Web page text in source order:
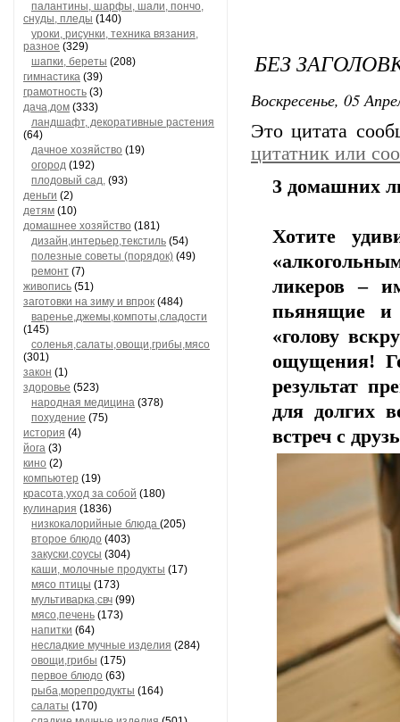
палантины, шарфы, шали, пончо,
снуды, пледы (140)
уроки, рисунки, техника вязания,
разное (329)
шапки, береты (208)
гимнастика (39)
грамотность (3)
дача,дом (333)
ландшафт, декоративные растения
(64)
дачное хозяйство (19)
огород (192)
плодовый сад, (93)
деньги (2)
детям (10)
домашнее хозяйство (181)
дизайн,интерьер,текстиль (54)
полезные советы (порядок) (49)
ремонт (7)
живопись (51)
заготовки на зиму и впрок (484)
варенье,джемы,компоты,сладости
(145)
соленья,салаты,овощи,грибы,мясо
(301)
закон (1)
здоровье (523)
народная медицина (378)
похудение (75)
история (4)
йога (3)
кино (2)
компьютер (19)
красота,уход за собой (180)
кулинария (1836)
низкокалорийные блюда (205)
второе блюдо (403)
закуски,соусы (304)
каши, молочные продукты (17)
мясо птицы (173)
мультиварка,свч (99)
мясо,печень (173)
напитки (64)
несладкие мучные изделия (284)
овощи,грибы (175)
первое блюдо (63)
рыба,морепродукты (164)
салаты (170)
БЕЗ
Воскресенье, 05
Это цитата
цитатник или
3 домашних
Хотите
ликеров –
пьянящие и
«голову
ощущения!
результат
для долгих
встреч с